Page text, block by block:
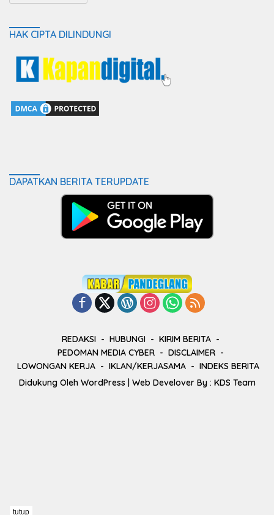
HAK CIPTA DILINDUNGI
DAPATKAN BERITA TERUPDATE
REDAKSI HUBUNGI
KIRIM BERITA
PEDOMAN MEDIA CYBER
DISCLAIMER
LOWONGAN KERJA
IKLAN/KERJASAMA
INDEKS BERITA
Didukung Oleh WordPress | Web Develover By : KDS Team
tutup